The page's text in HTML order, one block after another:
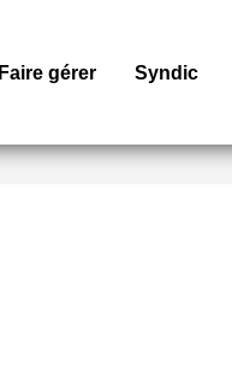
Faire gérer Syndic